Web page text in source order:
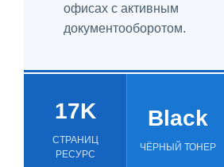
офисах с активным
документооборотом.
17K
СТРАНИЦ
РЕСУРС
Black
ЧЁРНЫЙ ТОНЕР